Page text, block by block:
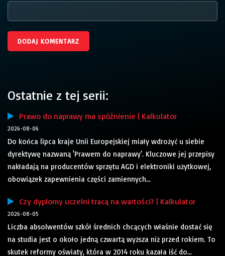
Ostatnie z tej serii:
Prawo do naprawy ma spóźnienie | Kalkulator
2026-08-06
Do końca lipca kraje Unii Europejskiej miały wdrożyć u siebie
dyrektywę nazwaną 'Prawem do naprawy’. Kluczowe jej przepisy
nakładają na producentów sprzętu AGD i elektroniki użytkowej,
obowiązek zapewnienia części zamiennych...
Czy dyplomy uczelni tracą na wartości? | Kalkulator
2026-08-05
Liczba absolwentów szkół średnich chcących właśnie dostać się
na studia jest o około jedną czwartą wyższa niż przed rokiem. To
skutek reformy oświaty, która w 2014 roku kazała iść do...